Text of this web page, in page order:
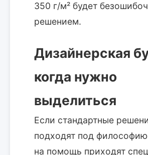
350 г/м² будет
решением.
Дизайнерская
когда нужно
выделиться
Если стандартные
подходят под
на помощь приходят